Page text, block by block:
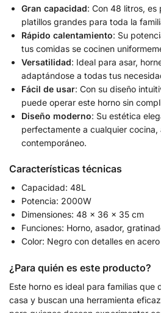
Gran capacidad: Con 48 litros,
platillos grandes para toda la
Rápido calentamiento: Su
tus comidas se cocinen
Versatilidad: Ideal para asar,
adaptándose a todas tus
Fácil de usar: Con su diseño
puede operar este horno sin
Diseño moderno: Su estética
perfectamente a cualquier
contemporáneo.
Características técnicas
Capacidad: 48L
Potencia: 2000W
Dimensiones: 48 x 36 x 35 cm
Funciones: Horno, asador,
Color: Negro con detalles en
¿Para quién es este producto?
Este horno es ideal para familias que
casa y buscan una herramienta